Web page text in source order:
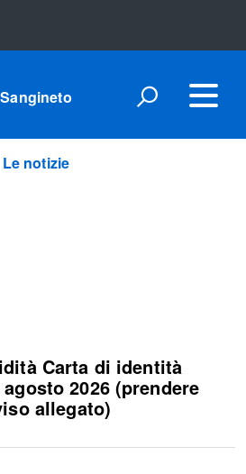
Le notizie
Carta di identità
2026 (prendere
allegato)